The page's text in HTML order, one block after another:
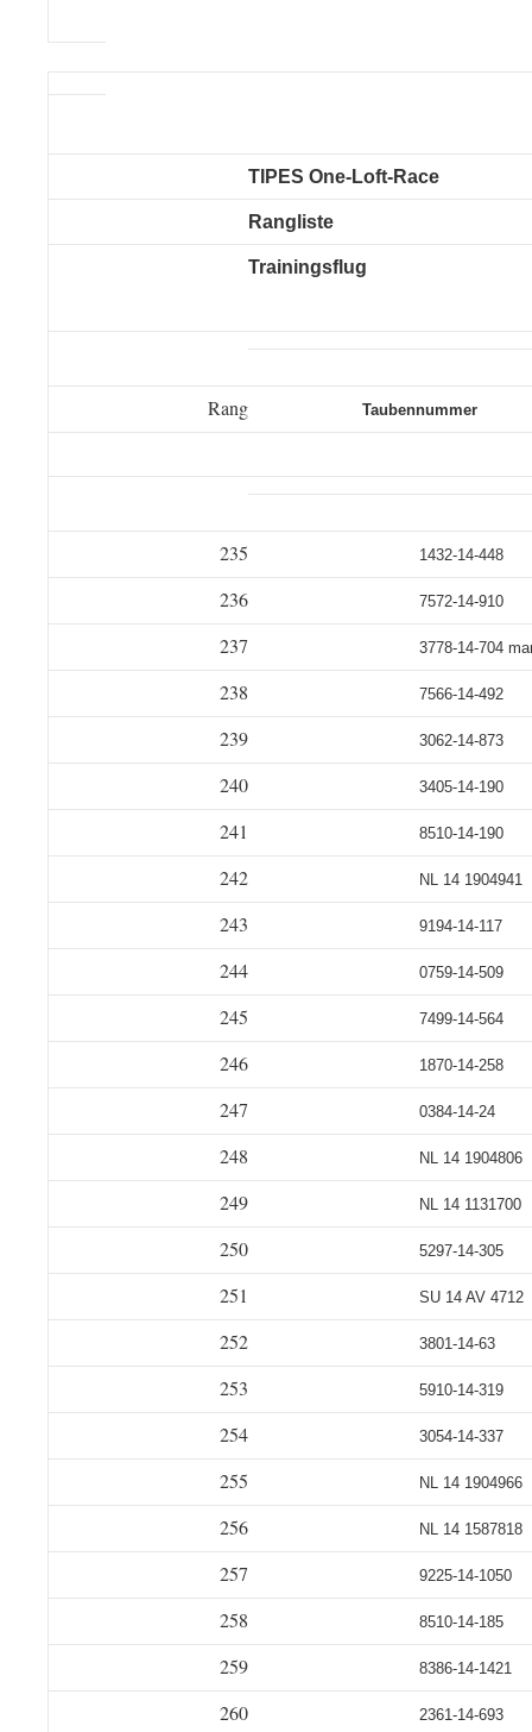
TIPES One-Loft-Race
Rangliste
Trainingsflug
Rang Taubennummer
235 1432-14-448
236 7572-14-910
237 3778-14-704
238 7566-14-492
239 3062-14-873
240 3405-14-190
241 8510-14-190
242 NL 14 1904941
243 9194-14-117
244 0759-14-509
245 7499-14-564
246 1870-14-258
247 0384-14-24
248 NL 14 1904806
249 NL 14 1131700
250 5297-14-305
251 SU 14 AV 4712
252 3801-14-63
253 5910-14-319
254 3054-14-337
255 NL 14 1904966
256 NL 14 1587818
257 9225-14-1050
258 8510-14-185
259 8386-14-1421
260 2361-14-693